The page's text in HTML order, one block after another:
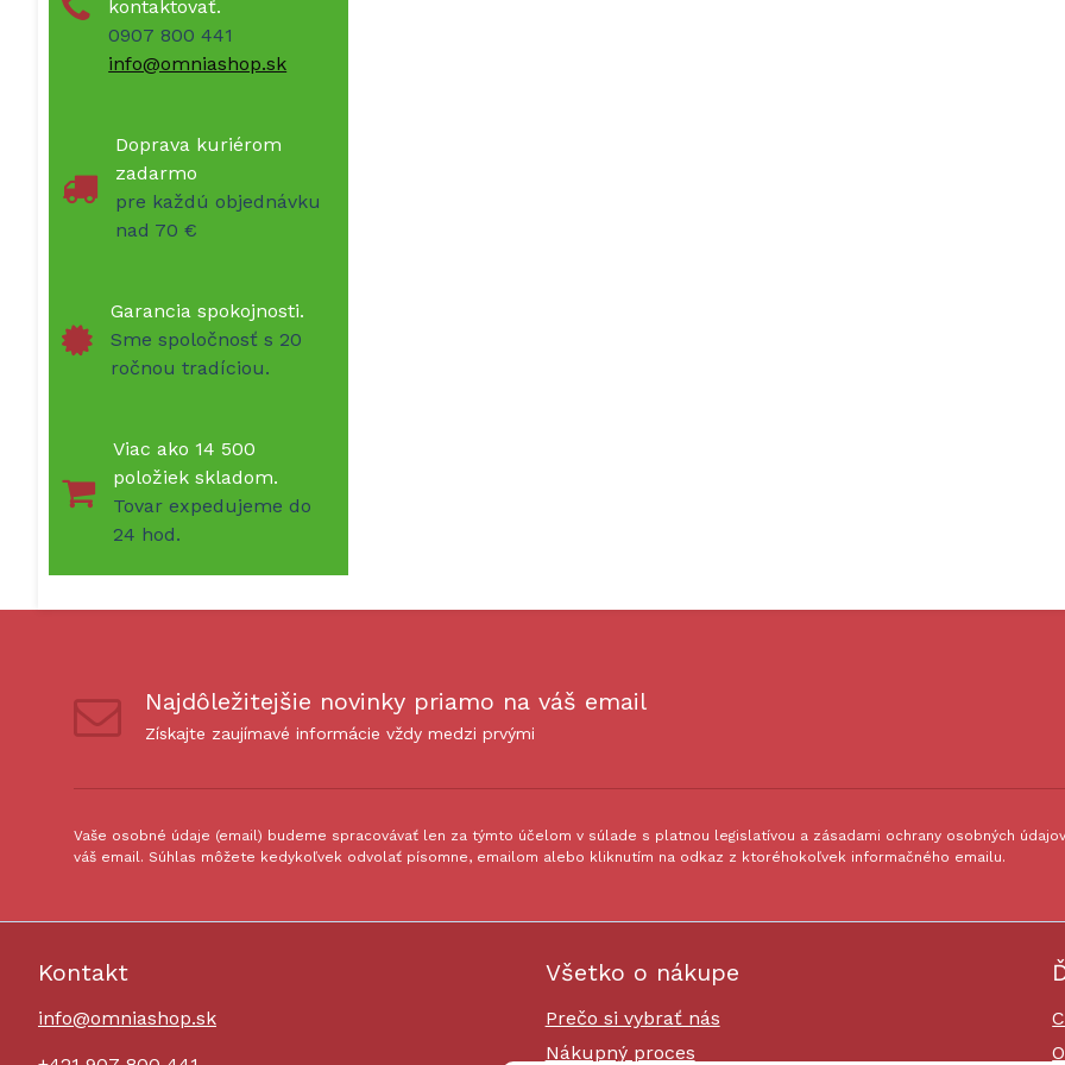
kontaktovať.
0907 800 441
info@omniashop.sk
Doprava kuriérom
zadarmo
pre každú objednávku
nad 70 €
Garancia spokojnosti.
Sme spoločnosť s 20
ročnou tradíciou.
Viac ako 14 500
položiek skladom.
Tovar expedujeme do
24 hod.
Najdôležitejšie novinky priamo na váš email
Získajte zaujímavé informácie vždy medzi prvými
Vaše osobné údaje (email) budeme spracovávať len za týmto účelom v súlade s platnou legislatívou a zásadami ochrany osobných
váš email. Súhlas môžete kedykoľvek odvolať písomne, emailom alebo kliknutím na odkaz z ktoréhokoľvek informačného emailu.
Kontakt
info@omniashop.sk
Všetko o nákupe
Prečo si vybrať nás
Nákupný proces